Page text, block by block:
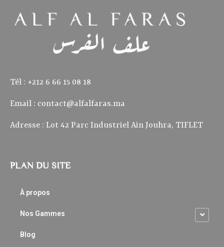
Tél : ‭+212 6 66 15 08 18‬
Email : contact@alfalfaras.ma
Adresse : Lot 42 Parc Industriel Ain Jouhra, TIFLET
PLAN DU SITE
À propos
Nos Gammes
Blog